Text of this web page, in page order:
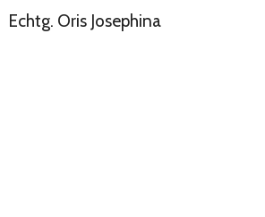
Echtg. Oris Josephina